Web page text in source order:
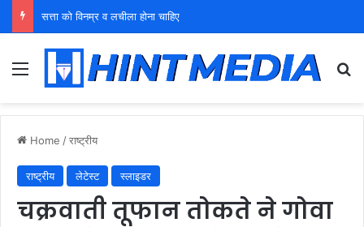
युवा शक्ति को पहचाने बूढ़ा नेतृत्व
Menu
Home /राष्ट्रीय
राष्ट्रीय लेटेस्ट स्लाइडर
चक्रवाती तूफान तोकते ने गोवा